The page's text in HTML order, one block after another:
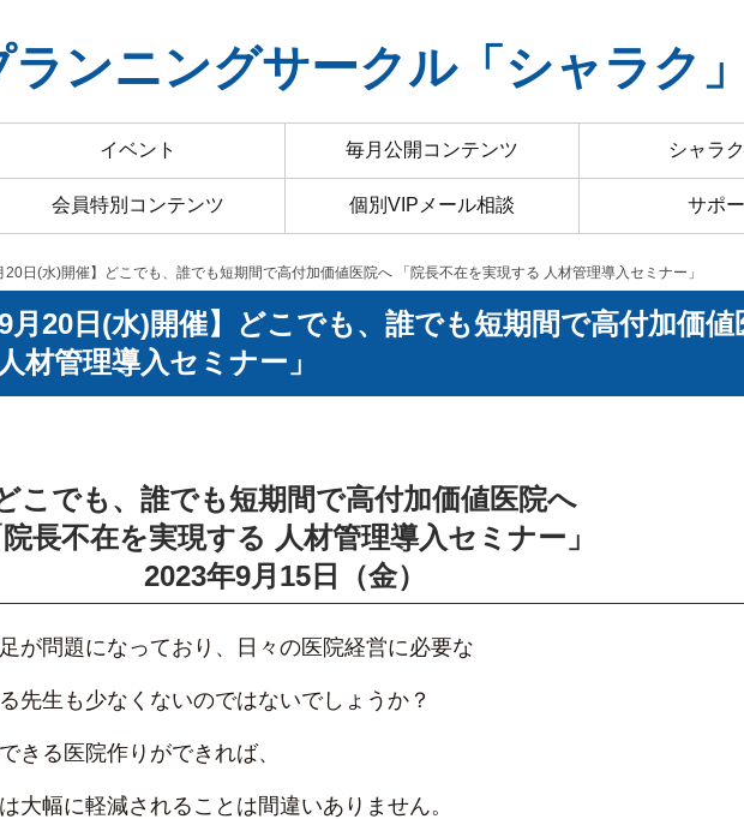
ンニングサークル「シャラク」
イベント 毎月公開コンテンツ シャラ
会員特別コンテンツ 個別VIPメール相談 サポ
日(水)開催】どこでも、誰でも短期間で高付加価値医院へ 「院長不在を実現する 人材管理導入セミナー」
9月20日(水)開催】どこでも、誰でも短期間で高付加価値
材管理導入セミナー」
こでも、誰でも短期間で高付加価値医院へ
院長不在を実現する 人材管理導入セミナー」
2023年9月15日（金）
が問題になっており、日々の医院経営に必要な
先生も少なくないのではないでしょうか？
きる医院作りができれば、
大幅に軽減されることは間違いありません。